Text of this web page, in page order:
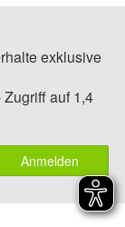
exklusive
auf 1,4
Anmelden